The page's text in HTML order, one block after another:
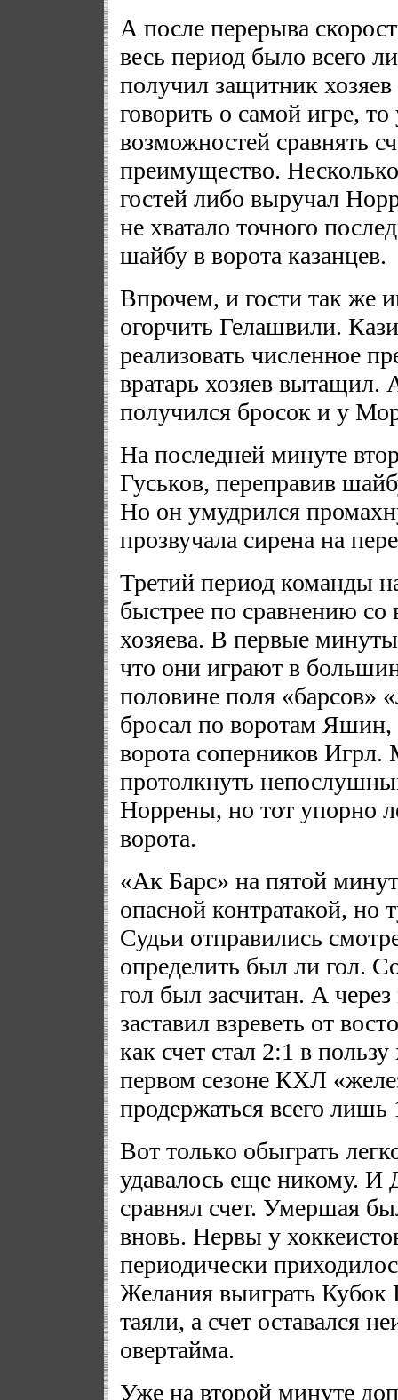
А после перерыва
весь период было всего
получил защитник
говорить о самой игре,
возможностей сравнять
преимущество.
гостей либо выручал
не хватало точного
шайбу в ворота казанцев.
Впрочем, и гости так же
огорчить Гелашвили.
реализовать численное
вратарь хозяев
получился бросок и у
На последней минуте
Гуськов, переправив
Но он умудрился
прозвучала сирена на
Третий период команды
быстрее по сравнению со
хозяева. В первые
что они играют в
половине поля «барсов»
бросал по воротам Яшин,
ворота соперников
протолкнуть
Норрены, но тот упорно
ворота.
«Ак Барс» на пятой
опасной контратакой, но
Судьи отправились
определить был ли гол.
гол был засчитан. А
заставил взреветь от
как счет стал 2:1 в
первом сезоне КХЛ
продержаться всего лишь
Вот только обыграть
удавалось еще никому. И
сравнял счет. Умершая
вновь. Нервы у
периодически
Желания выиграть
таяли, а счет оставался
овертайма.
Уже на второй минуте